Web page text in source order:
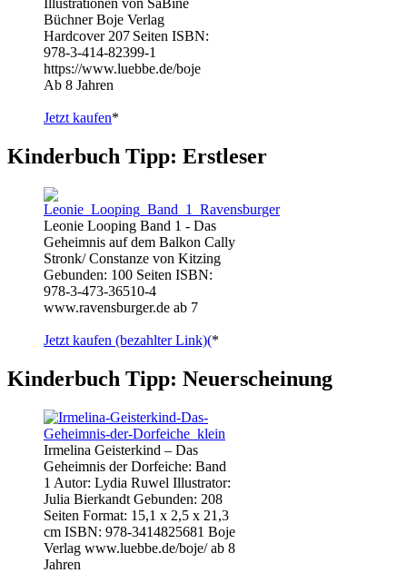
Illustrationen von SaBine
Büchner Boje Verlag
Hardcover 207 Seiten ISBN:
978-3-414-82399-1
https://www.luebbe.de/boje
Ab 8 Jahren
Jetzt kaufen*
Kinderbuch Tipp: Erstleser
Leonie Looping Band 1 - Das
Geheimnis auf dem Balkon Cally
Stronk/ Constanze von Kitzing
Gebunden: 100 Seiten ISBN:
978-3-473-36510-4
www.ravensburger.de ab 7
Jetzt kaufen (bezahlter Link)(*
Kinderbuch Tipp: Neuerscheinung
Irmelina Geisterkind – Das
Geheimnis der Dorfeiche: Band
1 Autor: Lydia Ruwel Illustrator:
Julia Bierkandt Gebunden: 208
Seiten Format: 15,1 x 2,5 x 21,3
cm ISBN: 978-3414825681 Boje
Verlag www.luebbe.de/boje/ ab 8
Jahren